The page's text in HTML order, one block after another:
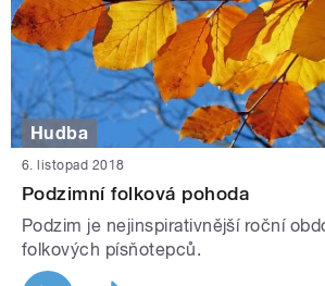
Hudba
6. listopad 2018
Podzimní folková pohoda
Podzim je nejinspirativnější roční
folkových písňotepců.